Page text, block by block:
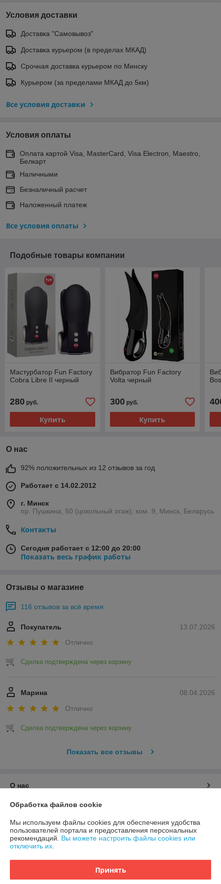
Условия доставки
Доставка "Самовывоз"
Доставка курьером (в пределах МКАД)
Срочная доставка курьером по Минску
Курьером (за пределами МКАД до 5км)
Все условия доставки
Условия оплаты
Оплата картой Visa, MasterCard, Visa Electron, Maestro,
Белкарт
Наличными
Безналичный расчет
Наложенный платеж
Все условия оплаты
Подобные товары компании
Мастурбатор Fun Factory
Cobra Libre II черный
280 руб.
Купить
Вибратор Fun Factory
Volta черный
300руб.
Купить
О нас
92% положительных из 12 отзывов за год
Работает с 14.02.2012
г. Минск
пр. Пушкина, 50 (цокольный этаж), ком. 9, Минск, Беларусь
Контакты
Сегодня работает с 12:00 до 20:00
Показать весь график работы
Отзывы о магазине
116 отзывов за всё время
13.07.2026
Покупатель
Отлично
Сделка подтверждена через корзину
08.04.2026
Марина
Отлично
Сделка подтверждена через корзину
Показать все отзывы
О нас
Контакты
Доставка и оплата
Полная версия сайта
Обработка файлов cookie
Мы используем файлы cookies для обеспечения удобства
пользователей портала и предоставления персональных
рекомендаций. Вы можете настроить файлы cookies или
отключить их.
Принять